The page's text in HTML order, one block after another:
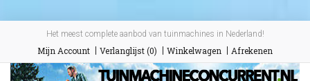
Het meest complete aanbod van tuinmachines in Nederland!
Mijn Account Verlanglijst (0) Winkelwagen Afrekenen